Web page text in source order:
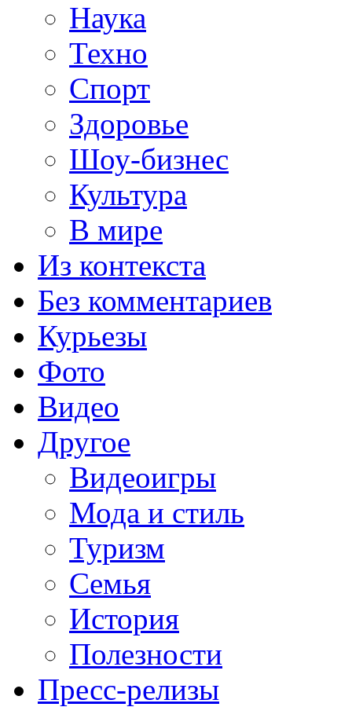
Наука
Техно
Спорт
Здоровье
Шоу-бизнес
Культура
В мире
Из контекста
Без комментариев
Курьезы
Фото
Видео
Другое
Видеоигры
Мода и стиль
Туризм
Семья
История
Полезности
Пресс-релизы